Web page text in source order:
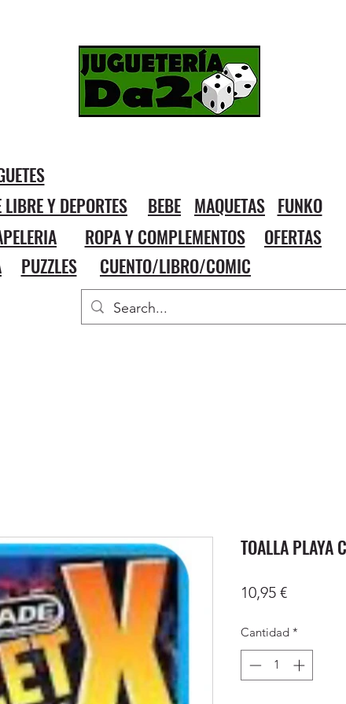
Y DEPORTES BEBE MAQUETAS FUNKO
ROPA Y COMPLEMENTOS
OFERTAS
PUZZLES CUENTO/LIBRO/COMIC
TOALLA PLAYA
10,95 €Precio
Cantidad *